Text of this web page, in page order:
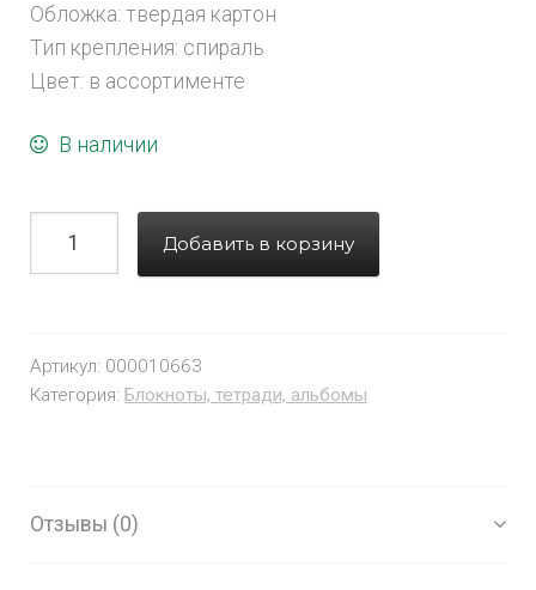
Обложка: твердая картон
Тип крепления: спираль
Цвет: в ассортименте
В наличии
Добавить в корзину
Артикул: 000010663
Категория: Блокноты, тетради, альбомы
Отзывы (0)